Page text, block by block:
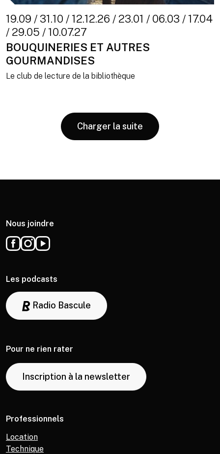
19.09 / 31.10 / 12.12.26 / 23.01 / 06.03 / 17.04
/ 29.05 / 10.07.27
BOUQUINERIES ET AUTRES
GOURMANDISES
Le club de lecture de la bibliothèque
Charger la suite
Nous joindre
Les podcasts
Radio Bascule
Pour ne rien rater
Inscription à la newsletter
Professionnels
Location
Technique